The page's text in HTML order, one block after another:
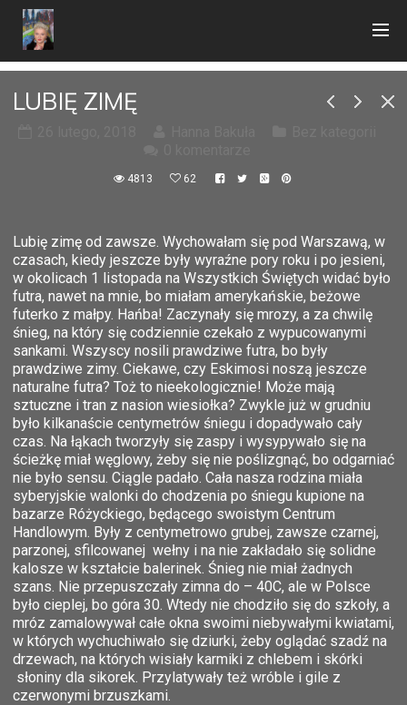
LUBIĘ ZIMĘ
4813 62
Lubię zimę od zawsze. Wychowałam się pod Warszawą, w
czasach, kiedy jeszcze były wyraźne pory roku i po jesieni,
w okolicach 1 listopada na Wszystkich Świętych widać było
futra, nawet na mnie, bo miałam amerykańskie, beżowe
futerko z małpy. Hańba! Zaczynały się mrozy, a za chwilę
śnieg, na który się codziennie czekało z wypucowanymi
sankami. Wszyscy nosili prawdziwe futra, bo były
prawdziwe zimy. Ciekawe, czy Eskimosi noszą jeszcze
naturalne futra? Toż to nieekologicznie! Może mają
sztuczne i tran z nasion wiesiołka? Zwykle już w grudniu
było kilkanaście centymetrów śniegu i dopadywało cały
czas. Na łąkach tworzyły się zaspy i wysypywało się na
ścieżkę miał węglowy, żeby się nie poślizgnąć, bo odgarniać
nie było sensu. Ciągle padało. Cała nasza rodzina miała
syberyjskie walonki do chodzenia po śniegu kupione na
bazarze Różyckiego, będącego swoistym Centrum
Handlowym. Były z centymetrowo grubej, zawsze czarnej,
parzonej, sfilcowanej wełny i na nie zakładało się solidne
kalosze w kształcie balerinek. Śnieg nie miał żadnych
szans. Nie przepuszczały zimna do – 40C, ale w Polsce
było cieplej, bo góra 30. Wtedy nie chodziło się do szkoły, a
mróz zamalowywał całe okna swoimi niebywałymi kwiatami,
w których wychuchiwało się dziurki, żeby oglądać szadź na
drzewach, na których wisiały karmiki z chlebem i skórki
słoniny dla sikorek. Przylatywały też wróble i gile z
czerwonymi brzuszkami.